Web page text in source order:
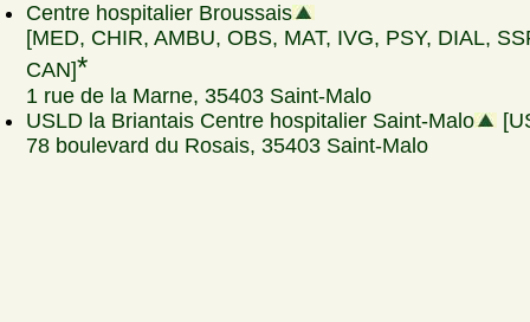
Centre hospitalier Broussais
[MED, CHIR, AMBU, OBS, MAT, IVG, PSY, DIAL,
CAN]*
1 rue de la Marne, 35403 Saint-Malo
USLD la Briantais Centre hospitalier Saint-Malo
78 boulevard du Rosais, 35403 Saint-Malo